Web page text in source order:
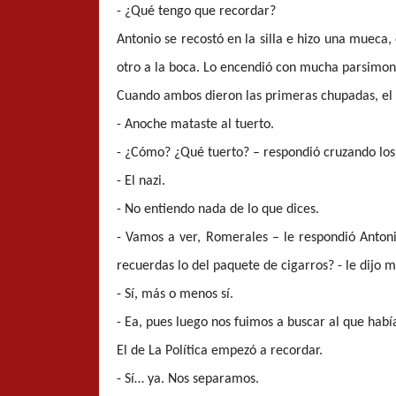
- ¿Qué tengo que recordar?
Antonio se recostó en la silla e hizo una
otro a la boca. Lo encendió con mucha
Cuando ambos dieron las primeras chupadas,
- Anoche mataste al tuerto.
- ¿Cómo? ¿Qué tuerto? – respondió cruzando
- El nazi.
- No entiendo nada de lo que dices.
- Vamos a ver, Romerales – le respondió
recuerdas lo del paquete de cigarros? - le dijo
- Sí, más o menos sí.
- Ea, pues luego nos fuimos a buscar al que
El de La Política empezó a recordar.
- Sí… ya. Nos separamos.